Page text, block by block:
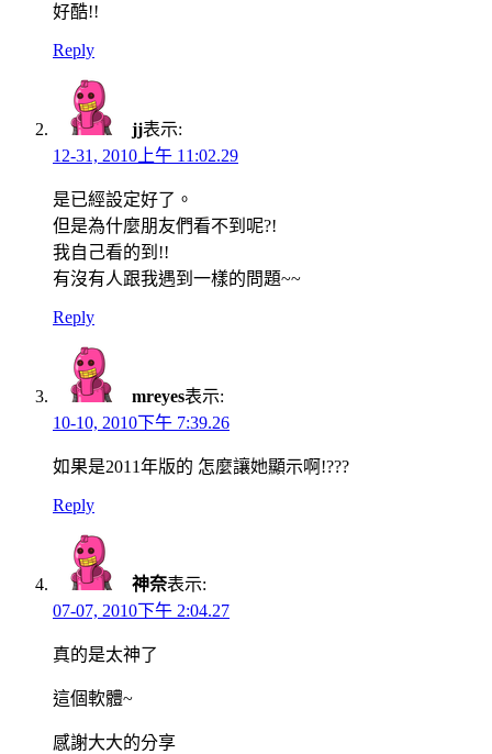
好酷!!
Reply
jj表示:
12-31, 2010上午 11:02.29
是已經設定好了。
但是為什麼朋友們看不到呢?!
我自己看的到!!
有沒有人跟我遇到一樣的問題~~
Reply
mreyes表示:
10-10, 2010下午 7:39.26
如果是2011年版的 怎麼讓她顯示啊!???
Reply
神奈表示:
07-07, 2010下午 2:04.27
真的是太神了
這個軟體~
感謝大大的分享